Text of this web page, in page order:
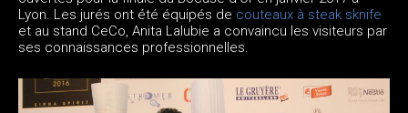
Lyon. Les jurés ont été équipés de couteaux à steak sknife
et au stand CeCo, Anita Lalubie a convaincu les visiteurs par
ses connaissances professionnelles.